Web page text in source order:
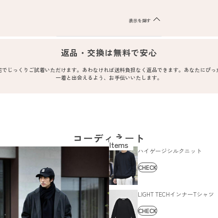
表示を隠す
返品・交換は無料で安心
でじっくりご試着いただけます。あわなければ送料負担なく返品できます。あなたにぴっ
一着と出会えるよう、お手伝いいたします。
コーディネート
ハイゲージシルクニット
CHECK
LIGHT TECHインナーTシャツ
CHECK